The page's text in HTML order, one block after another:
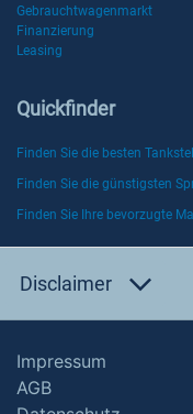
Gebrauchtwagenmarkt
Finanzierung
Leasing
Quickfinder
Finden Sie die besten
Finden Sie die günstigsten
Finden Sie Ihre bevorzugte
Disclaimer
Impressum
AGB